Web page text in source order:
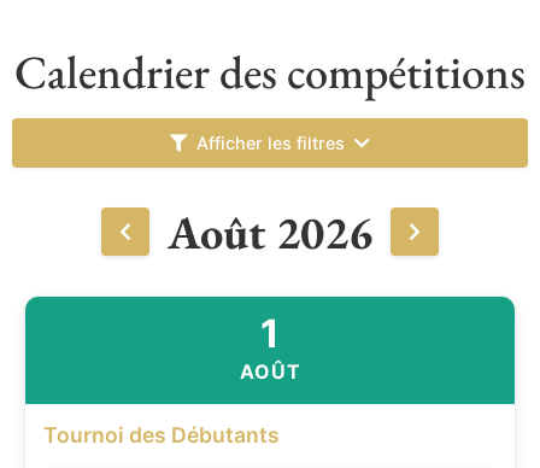
Calendrier des compétitions
Afficher les filtres
Août 2026
1
AOÛT
Tournoi des Débutants